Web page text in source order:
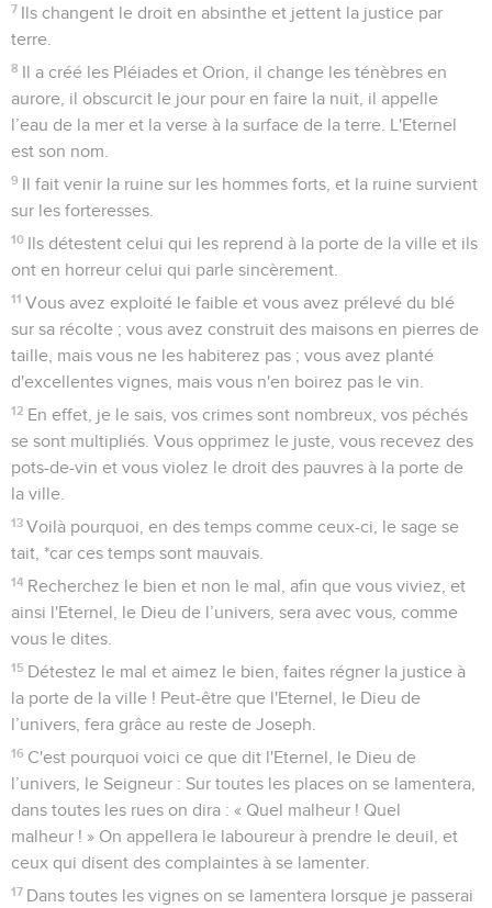
la porte de la ville ! Peut-être que l'Eternel, le Dieu de
l’univers, fera grâce au reste de Joseph.
16 C'est pourquoi voici ce que dit l'Eternel, le Dieu de
l’univers, le Seigneur : Sur toutes les places on se lamentera,
dans toutes les rues on dira : « Quel malheur ! Quel
malheur ! » On appellera le laboureur à prendre le deuil, et
ceux qui disent des complaintes à se lamenter.
17 Dans toutes les vignes on se lamentera lorsque je passerai
au milieu de toi, dit l'Eternel.
Le jour où le Seigneur interviendra
18 Malheur à ceux qui désirent le jour de l'Eternel !
Qu'attendez-vous du jour de l'Eternel ? Il sera ténèbres et
non lumière.
Vous serez comme un homme qui fuit devant un lion et
qu'un ours surprend : il gagne sa maison, appuie sa main
contre le mur, et un serpent le mord.
N'est-il pas obscur et sans éclat ?
Un culte détestable
Je déteste, je méprise vos fêtes, je ne peux pas sentir vos
Quand vous me présentez des holocaustes et des
offrandes, je n'y prends aucun plaisir, et les veaux engraissés
pas.
Eloigne de moi le bruit de tes cantiques : je n'écoute pas
le son de tes luths.
24 Mais que le droit jaillisse comme un cours d'eau, et la
justice comme un torrent qui n’arrête jamais de couler !